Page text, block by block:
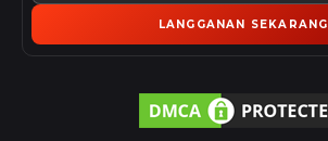
LANGGANAN SEKARANG